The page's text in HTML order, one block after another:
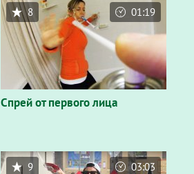
Спрей от первого лица
8 01:19
9 03:03